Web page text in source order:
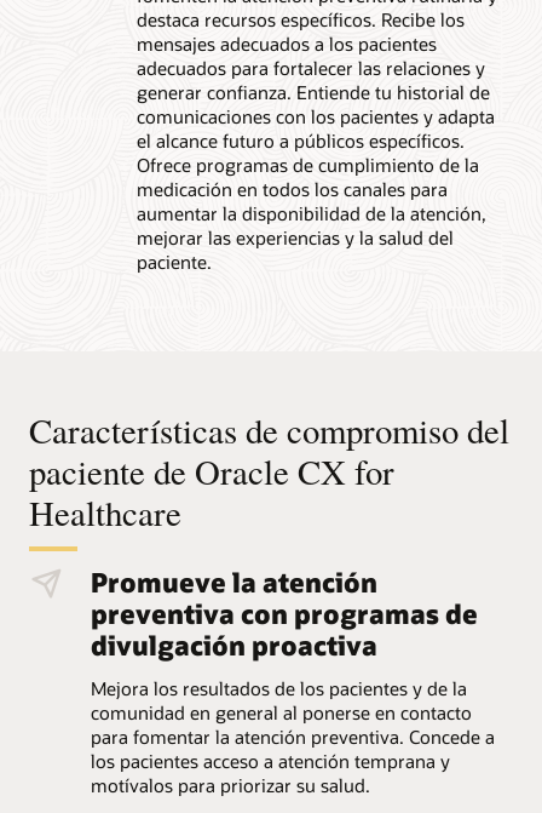
destaca recursos específicos. Recibe los
mensajes adecuados a los pacientes
adecuados para fortalecer las relaciones y
generar confianza. Entiende tu historial de
comunicaciones con los pacientes y adapta
el alcance futuro a públicos específicos.
Ofrece programas de cumplimiento de la
medicación en todos los canales para
aumentar la disponibilidad de la atención,
mejorar las experiencias y la salud del
paciente.
Características de compromiso del
paciente de Oracle CX for
Healthcare
Promueve la atención
preventiva con programas de
divulgación proactiva
Mejora los resultados de los pacientes y de la
comunidad en general al ponerse en contacto
para fomentar la atención preventiva. Concede a
los pacientes acceso a atención temprana y
motívalos para priorizar su salud.